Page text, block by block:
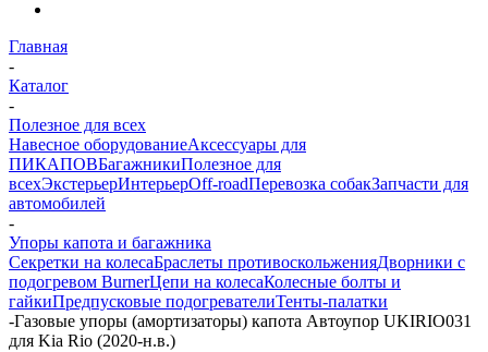
Главная
-
Каталог
-
Полезное для всех
Навесное оборудованиеАксессуары для
ПИКАПОВБагажникиПолезное для
всехЭкстерьерИнтерьерOff-roadПеревозка собакЗапчасти для
автомобилей
-
Упоры капота и багажника
Секретки на колесаБраслеты противоскольженияДворники с
подогревом BurnerЦепи на колесаКолесные болты и
гайкиПредпусковые подогревателиТенты-палатки
-Газовые упоры (амортизаторы) капота Автоупор UKIRIO031
для Kia Rio (2020-н.в.)